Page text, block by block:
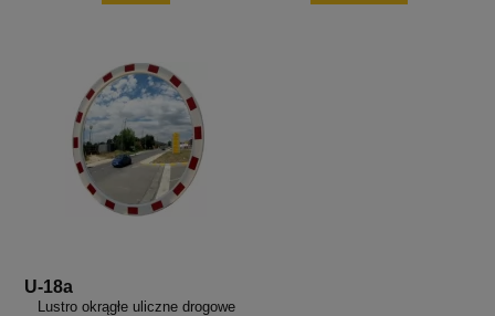
U-18a
Lustro okrągłe uliczne drogowe